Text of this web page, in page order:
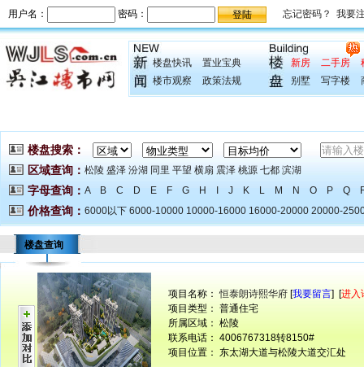
楼盘快讯
置业宝典
楼市观察
政策法规
新房 二手房
别墅
写字楼
楼盘搜索：
区域查询： 松陵 盛泽 汾湖 同里 平望 横扇 震泽 桃源 七都 滨湖
字母查询： A B C D E F G H J K L M N O P Q
价格查询： 6000以下 6000-10000 10000-16000 16000-20000 20000-
楼盘查询
项目名称：恒泰朗诗熙华府 [我要留言] [进入
项目类型： 普通住宅
所属区域： 松陵
联系电话： 4006767318转8150#
项目位置： 东太湖大道与松陵大道交汇处